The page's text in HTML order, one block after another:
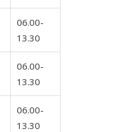
06.00-
13.30
06.00-
13.30
06.00-
13.30